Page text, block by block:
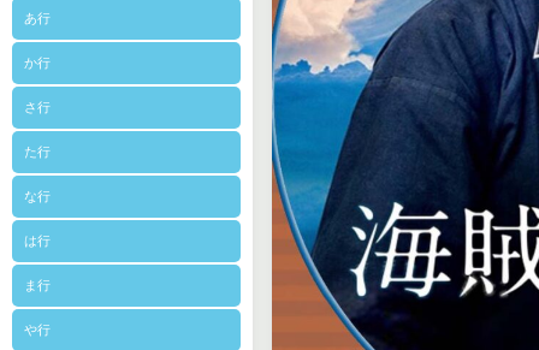
あ行
か行
さ行
た行
な行
は行
ま行
や行